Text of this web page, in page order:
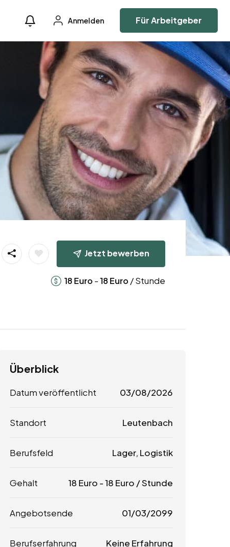
Anmelden Für Arbeitgeber
Jetzt bewerben
18 Euro -18 Euro / Stunde
Überblick
Datum veröffentlicht 03/08/2026
Standort Leutenbach
Berufsfeld Lager, Logistik
Gehalt 18 Euro -18 Euro / Stunde
Angebotsende 01/03/2099
Berufserfahrung Keine Erfahrung